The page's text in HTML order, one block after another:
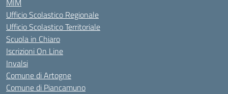
MIM
Ufficio Scolastico Regionale
Ufficio Scolastico Territoriale
Scuola in Chiaro
Iscrizioni On Line
Invalsi
Comune di Artogne
Comune di Piancamuno